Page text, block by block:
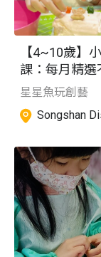
【4~10歲】
課：每月精選
星星魚玩創藝
Songshan